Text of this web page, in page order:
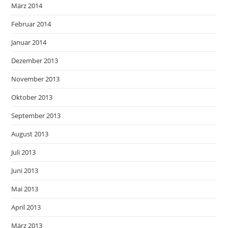
März 2014
Februar 2014
Januar 2014
Dezember 2013
November 2013
Oktober 2013
September 2013
August 2013
Juli 2013
Juni 2013
Mai 2013
April 2013
März 2013